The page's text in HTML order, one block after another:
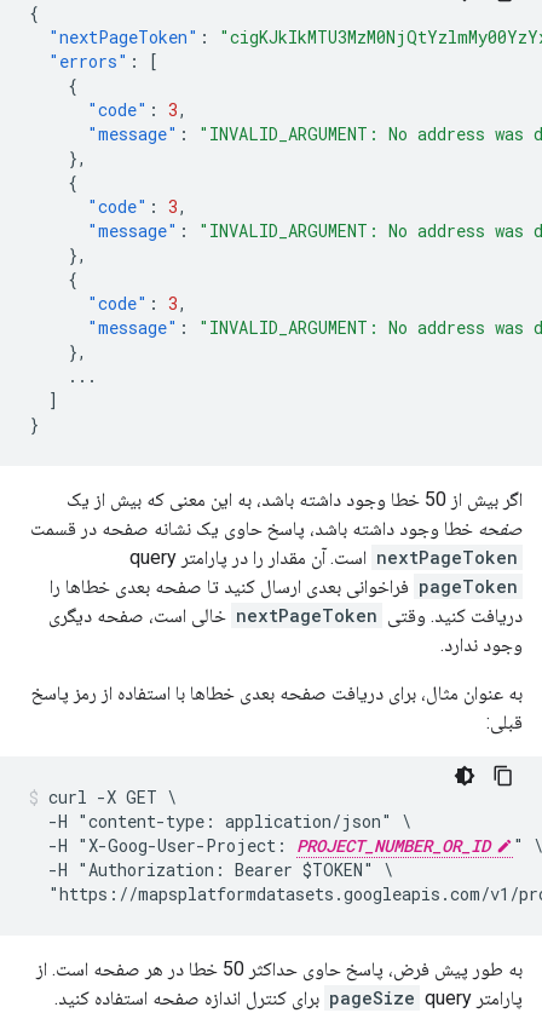
{
"nextPageToken" :
"errors" :
[
{
"code" : 3,
"message" :
"INVALID_ARGUMENT: No
},
{
"code" : 3,
"message" :
"INVALID_ARGUMENT: No
},
{
"code" : 3,
"message" :
"INVALID_ARGUMENT: No
},
...
]
}
اگر بیش از 50 خطا وجود داشته باشد، به این معنی که بیش از یک
صفحه خطا وجود داشته باشد، پاسخ حاوی یک نشانه صفحه در قسمت
nextPageToken است. آن مقدار را در پارامتر query
pageToken فراخوانی بعدی ارسال کنید تا صفحه بعدی خطاها را
دریافت کنید. وقتی nextPageToken خالی است، صفحه دیگری
وجود ندارد.
به عنوان مثال، برای دریافت صفحه بعدی خطاها با استفاده از رمز پاسخ
قبلی:
curl -X GET \
  -H "content-type: application/json" \
  -H "X-Goog-User-Project:
PROJECT_NUMBER_OR_ID
" \
  -H "Authorization: Bearer $TOKEN" \
"https://mapsplatformdatasets.googleapis.com/v1/
به طور پیش فرض، پاسخ حاوی حداکثر 50 خطا در هر صفحه است. از
پارامتر
pageSize query برای کنترل اندازه صفحه استفاده کنید.